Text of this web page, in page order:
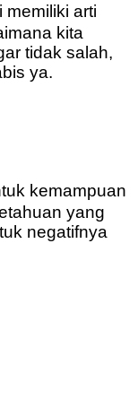
memiliki arti
kita
tidak salah,
ya.
kemampuan
yang
negatifnya